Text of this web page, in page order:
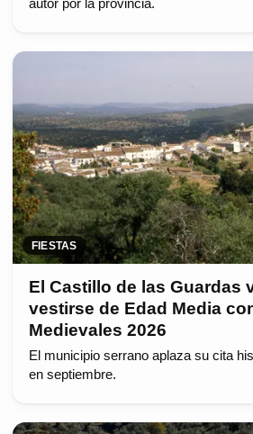
autor por la provincia.
FIESTAS
El Castillo de las Guardas
vestirse de Edad Media
Medievales 2026
El municipio serrano aplaza su cita
en septiembre.